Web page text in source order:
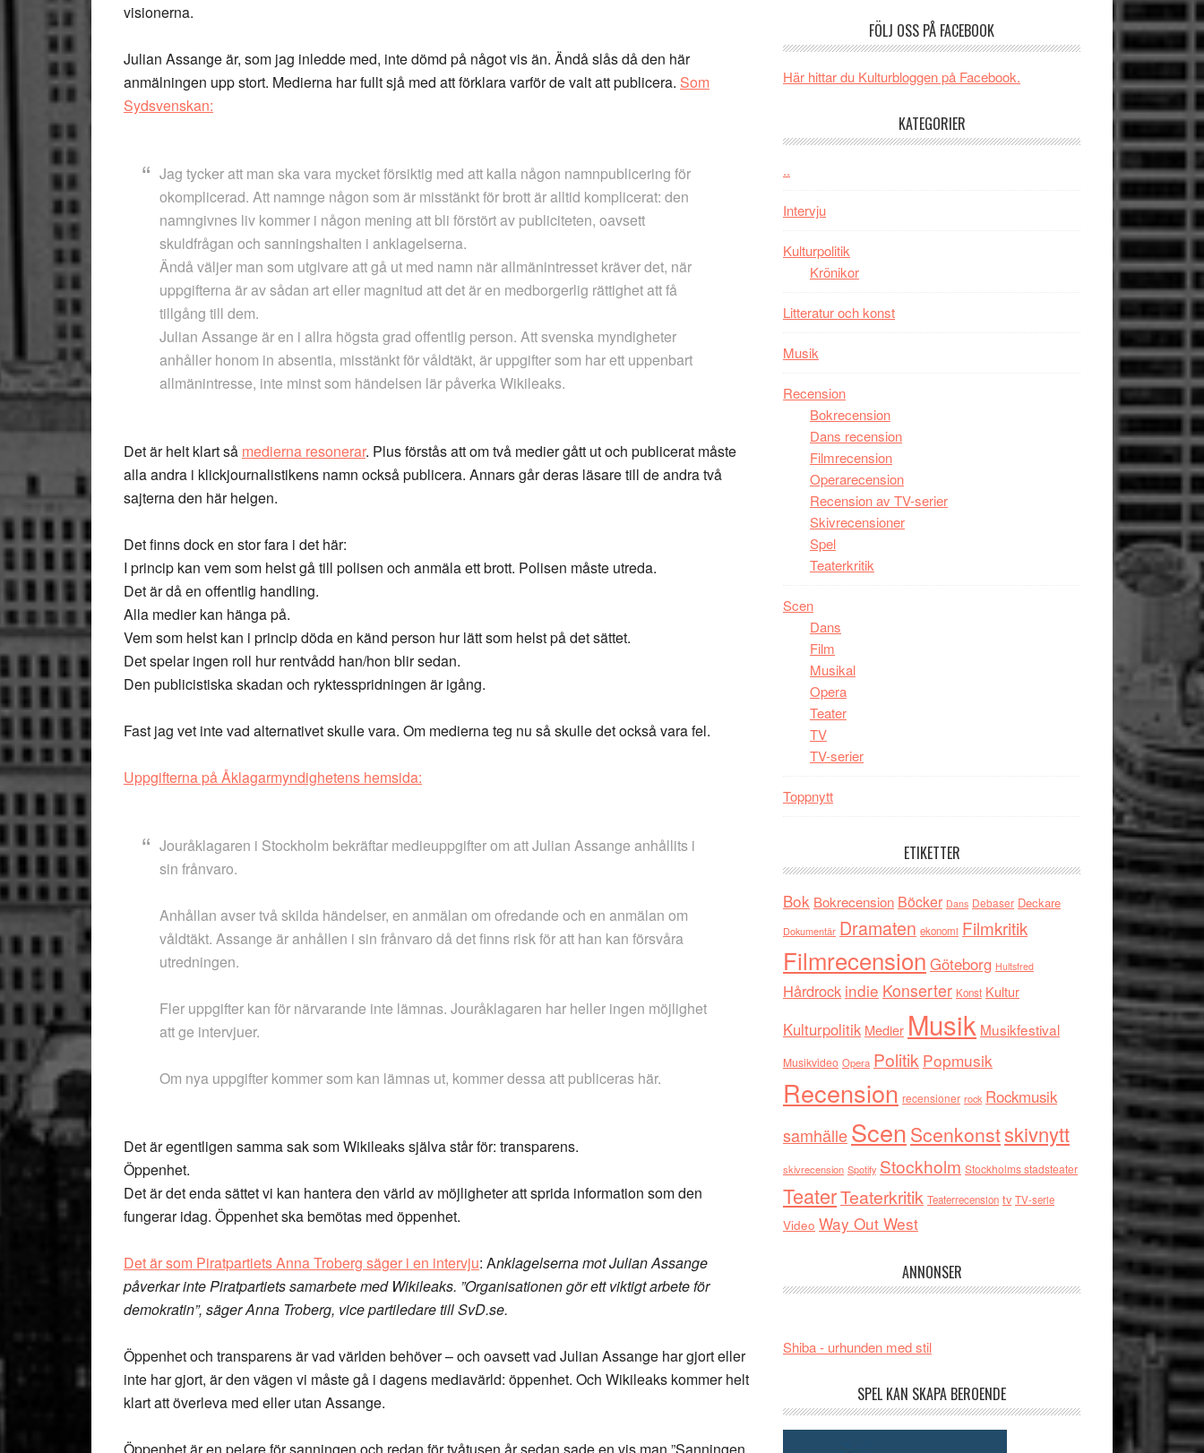
visionerna.
Julian Assange är, som jag inledde med, inte dömd på något vis än. Ändå slås då den här
anmälningen upp stort. Medierna har fullt sjå med att förklara varför de valt att publicera. Som
Sydsvenskan:
Jag tycker att man ska vara mycket försiktig med att kalla någon namnpublicering för
okomplicerad. Att namnge någon som är misstänkt för brott är alltid komplicerat: den
namngivnes liv kommer i någon mening att bli förstört av publiciteten, oavsett
skuldfrågan och sanningshalten i anklagelserna.
Ändå väljer man som utgivare att gå ut med namn när allmänintresset kräver det, när
uppgifterna är av sådan art eller magnitud att det är en medborgerlig rättighet att få
tillgång till dem.
Julian Assange är en i allra högsta grad offentlig person. Att svenska myndigheter
anhåller honom in absentia, misstänkt för våldtäkt, är uppgifter som har ett uppenbart
allmänintresse, inte minst som händelsen lär påverka Wikileaks.
Det är helt klart så medierna resonerar. Plus förstås att om två medier gått ut och publicerat måste
alla andra i klickjournalistikens namn också publicera. Annars går deras läsare till de andra två
sajterna den här helgen.
Det finns dock en stor fara i det här:
I princip kan vem som helst gå till polisen och anmäla ett brott. Polisen måste utreda.
Det är då en offentlig handling.
Alla medier kan hänga på.
Vem som helst kan i princip döda en känd person hur lätt som helst på det sättet.
Det spelar ingen roll hur rentvådd han/hon blir sedan.
Den publicistiska skadan och ryktesspridningen är igång.
Fast jag vet inte vad alternativet skulle vara. Om medierna teg nu så skulle det också vara fel.
Uppgifterna på Åklagarmyndighetens hemsida:
Jouråklagaren i Stockholm bekräftar medieuppgifter om att Julian Assange anhållits i
sin frånvaro.
Anhållan avser två skilda händelser, en anmälan om ofredande och en anmälan om
våldtäkt. Assange är anhållen i sin frånvaro då det finns risk för att han kan försvåra
utredningen.
Fler uppgifter kan för närvarande inte lämnas. Jouråklagaren har heller ingen möjlighet
att ge intervjuer.
Om nya uppgifter kommer som kan lämnas ut, kommer dessa att publiceras här.
Det är egentligen samma sak som Wikileaks själva står för: transparens.
Öppenhet.
Det är det enda sättet vi kan hantera den värld av möjligheter att sprida information som den
fungerar idag. Öppenhet ska bemötas med öppenhet.
Det är som Piratpartiets Anna Troberg säger i en intervju: Anklagelserna mot Julian Assange
påverkar inte Piratpartiets samarbete med Wikileaks. ”Organisationen gör ett viktigt arbete för
demokratin”, säger Anna Troberg, vice partiledare till SvD.se.
Öppenhet och transparens är vad världen behöver – och oavsett vad Julian Assange har gjort eller
inte har gjort, är den vägen vi måste gå i dagens mediavärld: öppenhet. Och Wikileaks kommer helt
klart att överleva med eller utan Assange.
spännande
Chan
storform
synas
Vem
Mauri?
FÖLJ OSS PÅ FACEBOOK
Här hittar du Kulturbloggen på Facebook.
KATEGORIER
..
Intervju
Kulturpolitik
Krönikor
Litteratur och konst
Musik
Recension
Bokrecension
Dans recension
Filmrecension
Operarecension
Recension av TV-serier
Skivrecensioner
Spel
Teaterkritik
Scen
Dans
Film
Musikal
Opera
Teater
TV
TV-serier
Toppnytt
ETIKETTER
Bok Bokrecension Böcker Dans Debaser Deckare
Dokumentär Dramaten ekonomi Filmkritik
Filmrecension Göteborg Hultsfred
Hårdrock indie Konserter Konst Kultur
Kulturpolitik Medier Musik Musikfestival
Musikvideo Opera Politik Popmusik
Recension recensioner rock Rockmusik
samhälleScen Scenkonstskivnytt
skivrecension Spotify Stockholm Stockholms stadsteater
TeaterTeaterkritik Teaterrecension tv TV-serie
Video Way Out West
ANNONSER
Shiba - urhunden med stil
SPEL KAN SKAPA BEROENDE